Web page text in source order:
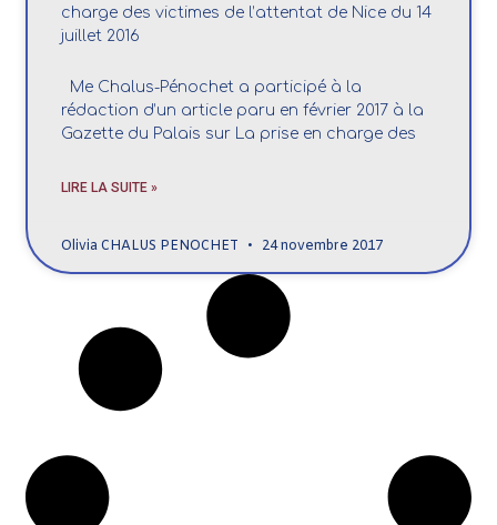
charge des victimes de l’attentat de Nice du 14
juillet 2016
Me Chalus-Pénochet a participé à la
rédaction d’un article paru en février 2017 à la
Gazette du Palais sur La prise en charge des
LIRE LA SUITE »
Olivia CHALUS PENOCHET 24 novembre 2017